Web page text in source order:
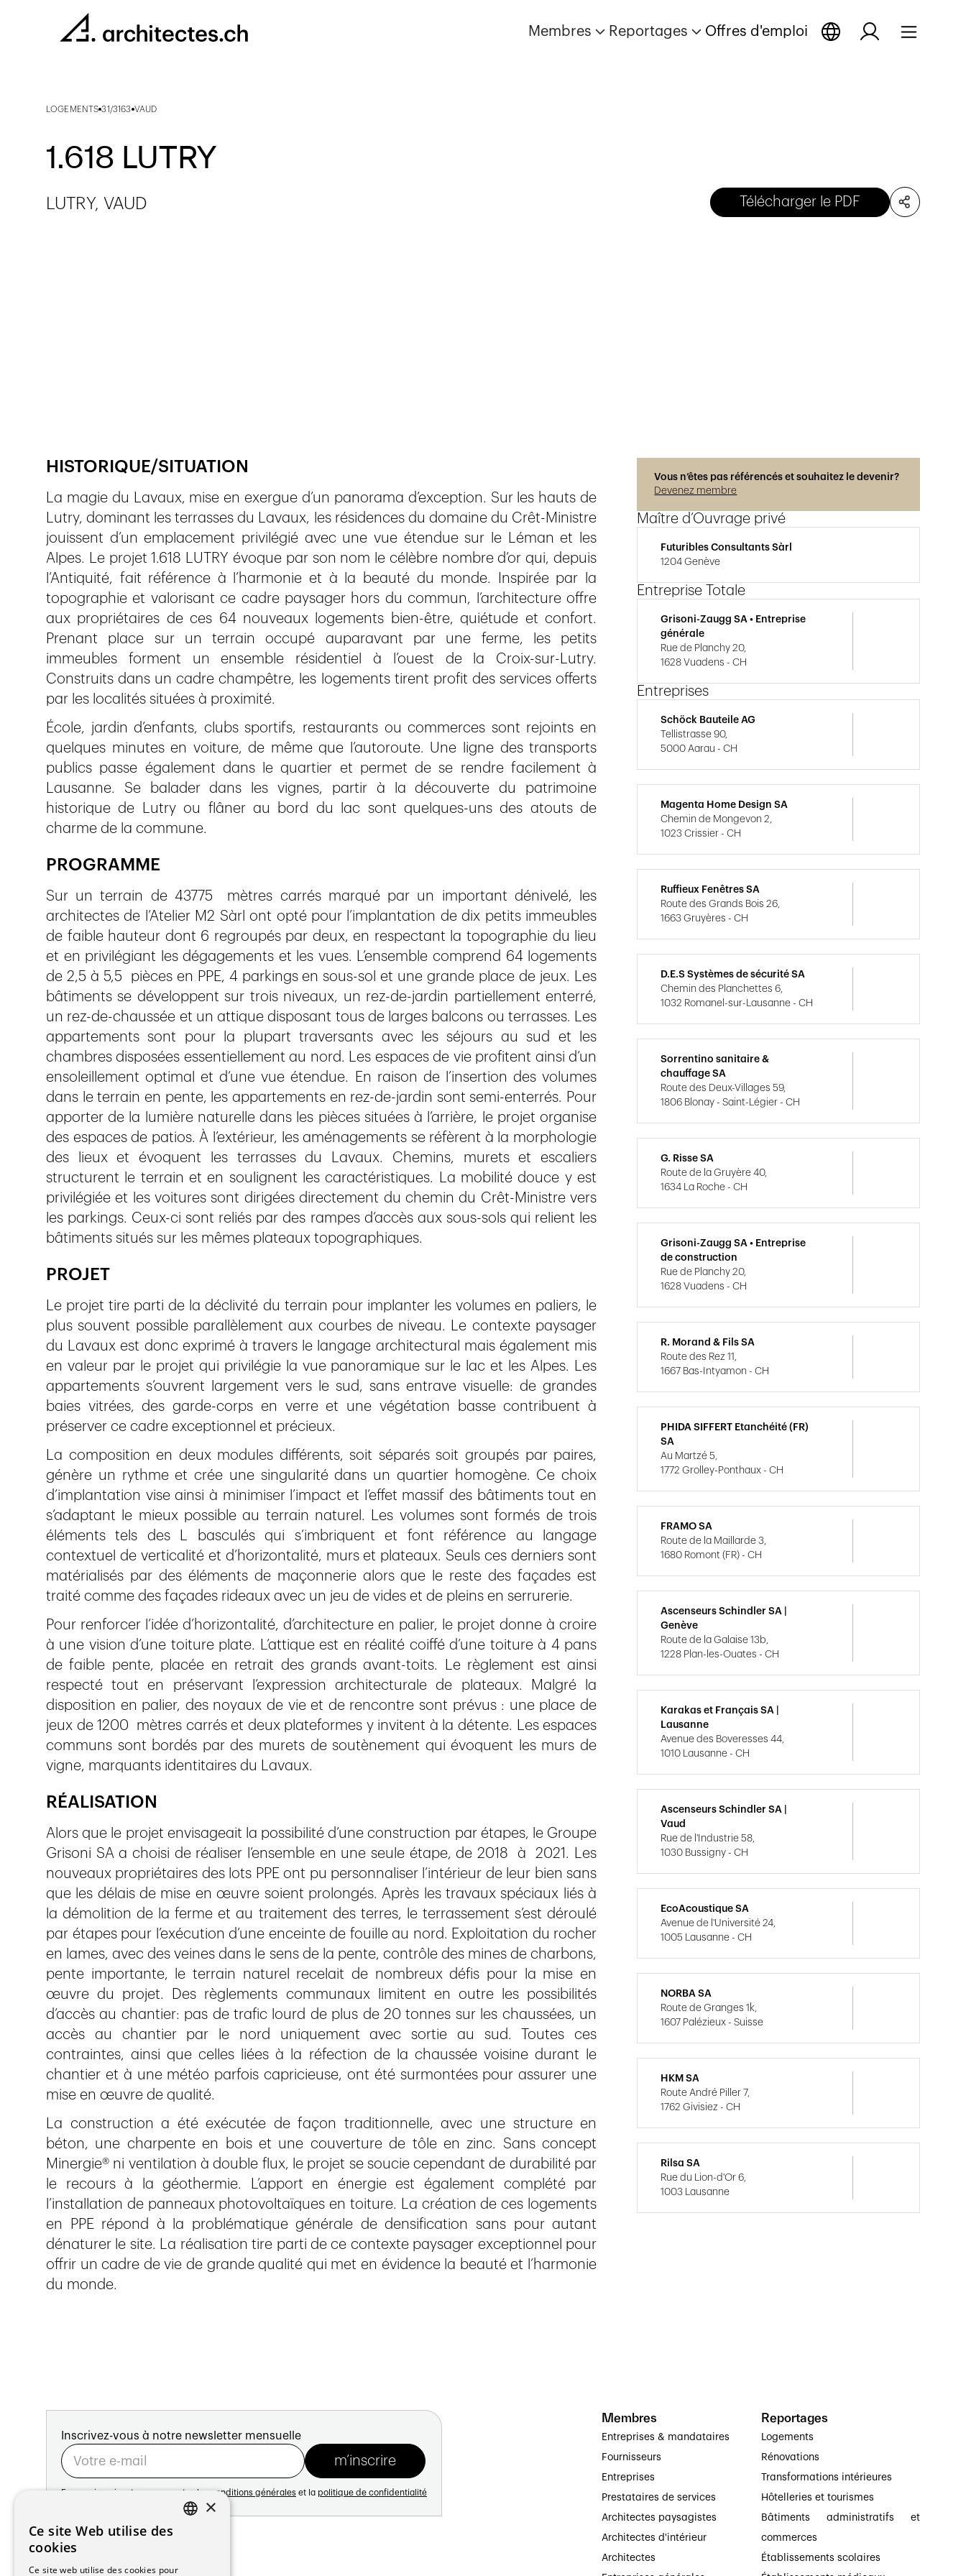
Membres Reportages Offres d'emploi
LOGEMENTS 31/3163 VAUD
1.618 LUTRY
LUTRY, VAUD Télécharger le PDF
HISTORIQUE/SITUATION
La magie du Lavaux, mise en exergue d’un panorama d’exception. Sur les hauts de
Lutry, dominant les terrasses du Lavaux, les résidences du domaine du Crêt-Ministre
jouissent d’un emplacement privilégié avec une vue étendue sur le Léman et les
Alpes. Le projet 1.618 LUTRY évoque par son nom le célèbre nombre d’or qui, depuis
l’Antiquité, fait référence à l’harmonie et à la beauté du monde. Inspirée par la
topographie et valorisant ce cadre paysager hors du commun, l’architecture offre
aux propriétaires de ces 64 nouveaux logements bien-être, quiétude et confort.
Prenant place sur un terrain occupé auparavant par une ferme, les petits
immeubles forment un ensemble résidentiel à l’ouest de la Croix-sur-Lutry.
Construits dans un cadre champêtre, les logements tirent profit des services offerts
par les localités situées à proximité.
École, jardin d’enfants, clubs sportifs, restaurants ou commerces sont rejoints en
quelques minutes en voiture, de même que l’autoroute. Une ligne des transports
publics passe également dans le quartier et permet de se rendre facilement à
Lausanne. Se balader dans les vignes, partir à la découverte du patrimoine
historique de Lutry ou flâner au bord du lac sont quelques-uns des atouts de
charme de la commune.
PROGRAMME
Sur un terrain de 43775 mètres carrés marqué par un important dénivelé, les
architectes de l’Atelier M2 Sàrl ont opté pour l’implantation de dix petits immeubles
de faible hauteur dont 6 regroupés par deux, en respectant la topographie du lieu
et en privilégiant les dégagements et les vues. L’ensemble comprend 64 logements
de 2,5 à 5,5 pièces en PPE, 4 parkings en sous-sol et une grande place de jeux. Les
bâtiments se développent sur trois niveaux, un rez-de-jardin partiellement enterré,
un rez-de-chaussée et un attique disposant tous de larges balcons ou terrasses. Les
appartements sont pour la plupart traversants avec les séjours au sud et les
chambres disposées essentiellement au nord. Les espaces de vie profitent ainsi d’un
ensoleillement optimal et d’une vue étendue. En raison de l’insertion des volumes
dans le terrain en pente, les appartements en rez-de-jardin sont semi-enterrés. Pour
apporter de la lumière naturelle dans les pièces situées à l’arrière, le projet organise
des espaces de patios. À l’extérieur, les aménagements se réfèrent à la morphologie
des lieux et évoquent les terrasses du Lavaux. Chemins, murets et escaliers
structurent le terrain et en soulignent les caractéristiques. La mobilité douce y est
privilégiée et les voitures sont dirigées directement du chemin du Crêt-Ministre vers
les parkings. Ceux-ci sont reliés par des rampes d’accès aux sous-sols qui relient les
bâtiments situés sur les mêmes plateaux topographiques.
PROJET
Le projet tire parti de la déclivité du terrain pour implanter les volumes en paliers, le
plus souvent possible parallèlement aux courbes de niveau. Le contexte paysager
du Lavaux est donc exprimé à travers le langage architectural mais également mis
en valeur par le projet qui privilégie la vue panoramique sur le lac et les Alpes. Les
appartements s’ouvrent largement vers le sud, sans entrave visuelle: de grandes
baies vitrées, des garde-corps en verre et une végétation basse contribuent à
préserver ce cadre exceptionnel et précieux.
La composition en deux modules différents, soit séparés soit groupés par paires,
génère un rythme et crée une singularité dans un quartier homogène. Ce choix
d’implantation vise ainsi à minimiser l’impact et l’effet massif des bâtiments tout en
s’adaptant le mieux possible au terrain naturel. Les volumes sont formés de trois
éléments tels des L basculés qui s’imbriquent et font référence au langage
contextuel de verticalité et d’horizontalité, murs et plateaux. Seuls ces derniers sont
matérialisés par des éléments de maçonnerie alors que le reste des façades est
traité comme des façades rideaux avec un jeu de vides et de pleins en serrurerie.
Pour renforcer l’idée d’horizontalité, d’architecture en palier, le projet donne à croire
à une vision d’une toiture plate. L’attique est en réalité coiffé d’une toiture à 4 pans
de faible pente, placée en retrait des grands avant-toits. Le règlement est ainsi
respecté tout en préservant l’expression architecturale de plateaux. Malgré la
disposition en palier, des noyaux de vie et de rencontre sont prévus : une place de
jeux de 1200 mètres carrés et deux plateformes y invitent à la détente. Les espaces
communs sont bordés par des murets de soutènement qui évoquent les murs de
vigne, marquants identitaires du Lavaux.
RÉALISATION
Alors que le projet envisageait la possibilité d’une construction par étapes, le Groupe
Grisoni SA a choisi de réaliser l’ensemble en une seule étape, de 2018 à 2021. Les
nouveaux propriétaires des lots PPE ont pu personnaliser l’intérieur de leur bien sans
que les délais de mise en œuvre soient prolongés. Après les travaux spéciaux liés à
la démolition de la ferme et au traitement des terres, le terrassement s’est déroulé
par étapes pour l’exécution d’une enceinte de fouille au nord. Exploitation du rocher
en lames, avec des veines dans le sens de la pente, contrôle des mines de charbons,
pente importante, le terrain naturel recelait de nombreux défis pour la mise en
œuvre du projet. Des règlements communaux limitent en outre les possibilités
d’accès au chantier: pas de trafic lourd de plus de 20 tonnes sur les chaussées, un
accès au chantier par le nord uniquement avec sortie au sud. Toutes ces
contraintes, ainsi que celles liées à la réfection de la chaussée voisine durant le
chantier et à une météo parfois capricieuse, ont été surmontées pour assurer une
mise en œuvre de qualité.
La construction a été exécutée de façon traditionnelle, avec une structure en
béton, une charpente en bois et une couverture de tôle en zinc. Sans concept
Minergie® ni ventilation à double flux, le projet se soucie cependant de durabilité par
le recours à la géothermie. L’apport en énergie est également complété par
l’installation de panneaux photovoltaïques en toiture. La création de ces logements
en PPE répond à la problématique générale de densification sans pour autant
dénaturer le site. La réalisation tire parti de ce contexte paysager exceptionnel pour
offrir un cadre de vie de grande qualité qui met en évidence la beauté et l’harmonie
du monde.
Vous n’êtes pas référencés et souhaitez le devenir?
Devenez membre
Maître d’Ouvrage privé
Futuribles Consultants Sàrl
1204 Genève
Entreprise Totale
Grisoni-Zaugg SA • Entreprise
générale
Rue de Planchy 20,
1628 Vuadens - CH
Entreprises
Schöck Bauteile AG
Tellistrasse 90,
5000 Aarau - CH
Magenta Home Design SA
Chemin de Mongevon 2,
1023 Crissier - CH
Ruffieux Fenêtres SA
Route des Grands Bois 26,
1663 Gruyères - CH
D.E.S Systèmes de sécurité SA
Chemin des Planchettes 6,
1032 Romanel-sur-Lausanne - CH
Sorrentino sanitaire &
chauffage SA
Route des Deux-Villages 59,
1806 Blonay - Saint-Légier - CH
G. Risse SA
Route de la Gruyère 40,
1634 La Roche - CH
Grisoni-Zaugg SA • Entreprise
de construction
Rue de Planchy 20,
1628 Vuadens - CH
R. Morand & Fils SA
Route des Rez 11,
1667 Bas-Intyamon - CH
PHIDA SIFFERT Etanchéité (FR)
SA
Au Martzé 5,
1772 Grolley-Ponthaux - CH
FRAMO SA
Route de la Maillarde 3,
1680 Romont (FR) - CH
Ascenseurs Schindler SA |
Genève
Route de la Galaise 13b,
1228 Plan-les-Ouates - CH
Karakas et Français SA |
Lausanne
Avenue des Boveresses 44,
1010 Lausanne - CH
Ascenseurs Schindler SA |
Vaud
Rue de l'Industrie 58,
1030 Bussigny - CH
EcoAcoustique SA
Avenue de l'Université 24,
1005 Lausanne - CH
NORBA SA
Route de Granges 1k,
1607 Palézieux - Suisse
HKM SA
Route André Piller 7,
1762 Givisiez - CH
Rilsa SA
Rue du Lion-d'Or 6,
1003 Lausanne
Inscrivez-vous à notre newsletter mensuelle
En vous inscrivant vous acceptez les conditions générales et la politique de confidentialité
Adresse:
Avenue de Longemalle 21
1020 Renens
Suisse
Membres
Entreprises & mandataires
Fournisseurs
Entreprises
Prestataires de services
Architectes paysagistes
Architectes d'intérieur
Architectes
Reportages
Logements
Rénovations
Transformations intérieures
Hôtelleries et tourismes
Bâtiments administratifs et
commerces
Établissements scolaires
×
Ce site Web utilise des
cookies
Ce site web utilise des cookies pour